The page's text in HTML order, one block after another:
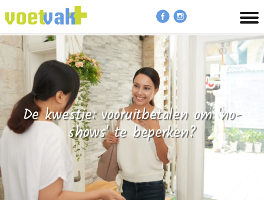
De kwestie: vooruitbetalen om 'no-
shows' te beperken?